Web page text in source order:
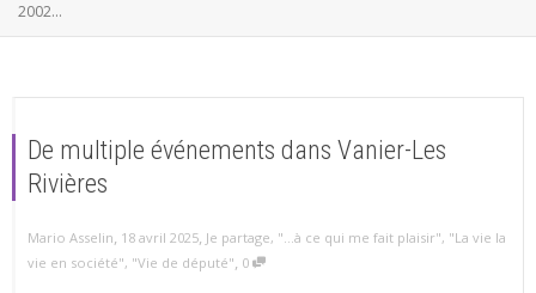
2002...
De multiple événements dans Vanier-Les
Rivières
Mario Asselin, 18 avril 2025, Je partage, "...à ce qui me fait plaisir", "La vie la
vie en société", "Vie de député", 0